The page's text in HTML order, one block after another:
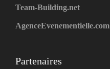
Team-Building.net
AgenceEvenementielle.com
Partenaires